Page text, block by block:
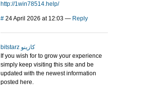
http://1win78514.help/
# 24 April 2026 at 12:03 — Reply
bitstarz كازينو
If you wish for to grow your experience
simply keep visiting this site and be
updated with the newest information
posted here.